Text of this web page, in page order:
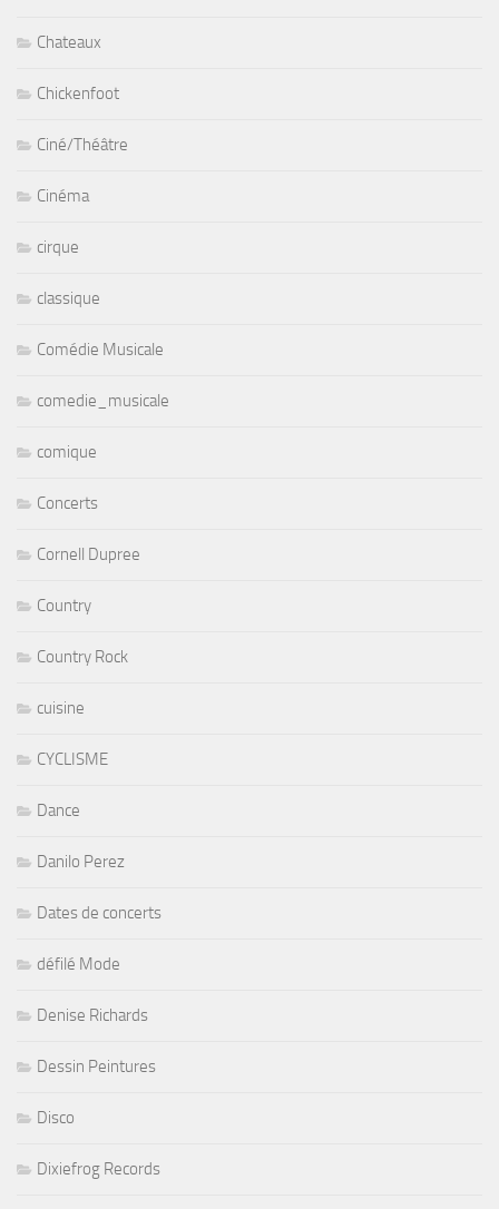
Chateaux
Chickenfoot
Ciné/Théâtre
Cinéma
cirque
classique
Comédie Musicale
comedie_musicale
comique
Concerts
Cornell Dupree
Country
Country Rock
cuisine
CYCLISME
Dance
Danilo Perez
Dates de concerts
défilé Mode
Denise Richards
Dessin Peintures
Disco
Dixiefrog Records